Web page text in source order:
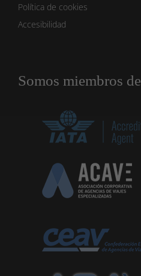
Política de cookies
Accesibilidad
Somos miembros de